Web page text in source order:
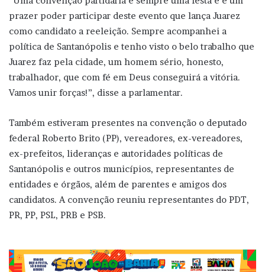
prazer poder participar deste evento que lança Juarez
como candidato a reeleição. Sempre acompanhei a
política de Santanópolis e tenho visto o belo trabalho que
Juarez faz pela cidade, um homem sério, honesto,
trabalhador, que com fé em Deus conseguirá a vitória.
Vamos unir forças!”, disse a parlamentar.
Também estiveram presentes na convenção o deputado
federal Roberto Brito (PP), vereadores, ex-vereadores,
ex-prefeitos, lideranças e autoridades políticas de
Santanópolis e outros municípios, representantes de
entidades e órgãos, além de parentes e amigos dos
candidatos. A convenção reuniu representantes do PDT,
PR, PP, PSL, PRB e PSB.